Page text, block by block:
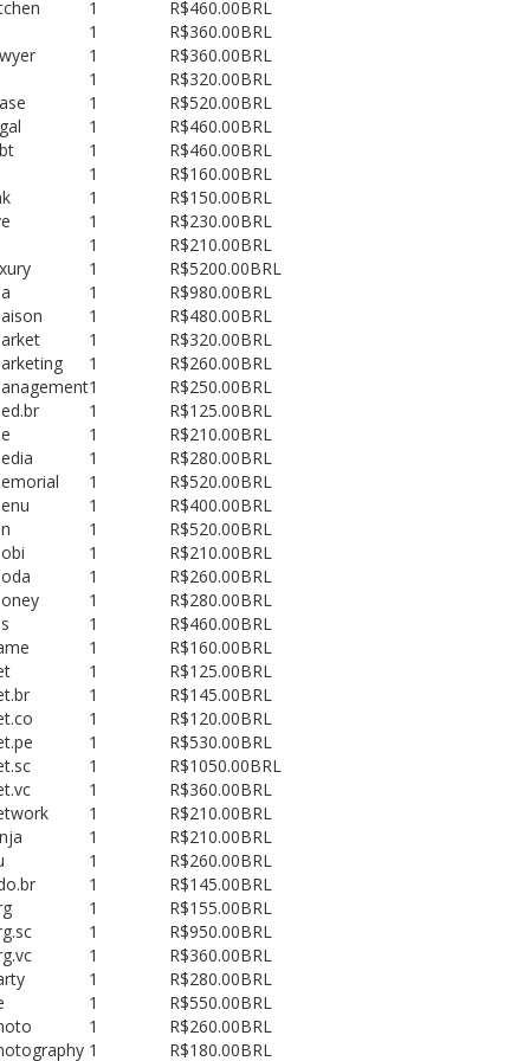
1
R$460.00BRL
1
R$360.00BRL
1
R$360.00BRL
1
R$320.00BRL
1
R$520.00BRL
1
R$460.00BRL
1
R$460.00BRL
1
R$160.00BRL
1
R$150.00BRL
1
R$230.00BRL
1
R$210.00BRL
1
R$5200.00BRL
1
R$980.00BRL
1
R$480.00BRL
1
R$320.00BRL
1
R$260.00BRL
1
R$250.00BRL
1
R$125.00BRL
1
R$210.00BRL
1
R$280.00BRL
1
R$520.00BRL
1
R$400.00BRL
1
R$520.00BRL
1
R$210.00BRL
1
R$260.00BRL
1
R$280.00BRL
1
R$460.00BRL
1
R$160.00BRL
1
R$125.00BRL
1
R$145.00BRL
1
R$120.00BRL
1
R$530.00BRL
1
R$1050.00BRL
1
R$360.00BRL
1
R$210.00BRL
1
R$210.00BRL
1
R$260.00BRL
1
R$145.00BRL
1
R$155.00BRL
1
R$950.00BRL
1
R$360.00BRL
1
R$280.00BRL
1
R$550.00BRL
1
R$260.00BRL
1 R$180.00BRL